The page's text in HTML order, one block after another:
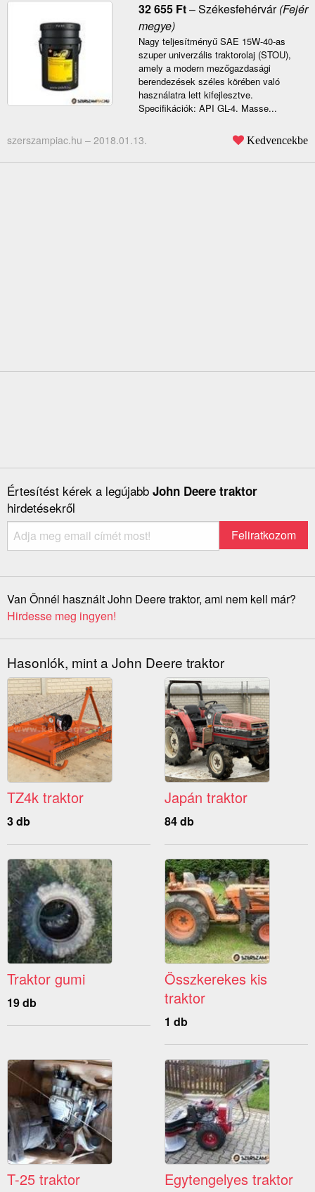
32 655 Ft–Székesfehérvár(Fejér
megye)
Nagy teljesítményű SAE 15W-40-as
szuper univerzális traktorolaj (STOU),
amely a modern mezőgazdasági
berendezések széles körében való
használatra lett kifejlesztve.
Specifikációk: API GL-4. Masse...
szerszampiac.hu – 2018.01.13. Kedvencekbe
Értesítést kérek a legújabb John Deere traktor
hirdetésekről
Van Önnél használt John Deere traktor, ami nem kell már?
Hirdesse meg ingyen!
Hasonlók, mint a John Deere traktor
TZ4k traktor
3 db
Japán traktor
84 db
Traktor gumi
19 db
Összkerekes kis
traktor
1 db
T-25 traktor Egytengelyes traktor